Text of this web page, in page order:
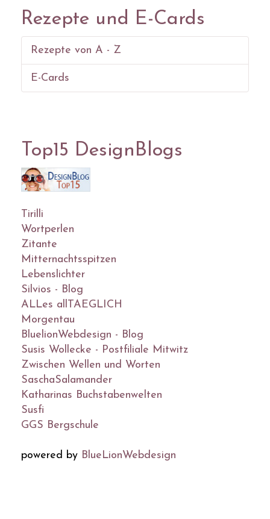
Rezepte und E-Cards
Rezepte von A - Z
E-Cards
Top15 DesignBlogs
Tirilli
Wortperlen
Zitante
Mitternachtsspitzen
Lebenslichter
Silvios - Blog
ALLes allTAEGLICH
Morgentau
BluelionWebdesign - Blog
Susis Wollecke - Postfiliale Mitwitz
Zwischen Wellen und Worten
SaschaSalamander
Katharinas Buchstabenwelten
Susfi
GGS Bergschule
powered by BlueLionWebdesign